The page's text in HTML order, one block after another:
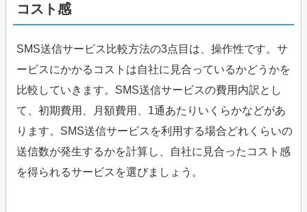
コスト感
SMS送信サービス比較方法の3点目は、操作性です。サ
ービスにかかるコストは自社に見合っているかどうかを
比較していきます。SMS送信サービスの費用内訳とし
て、初期費用、月額費用、1通あたりいくらかなどがあ
ります。SMS送信サービスを利用する場合どれくらいの
送信数が発生するかを計算し、自社に見合ったコスト感
を得られるサービスを選びましょう。